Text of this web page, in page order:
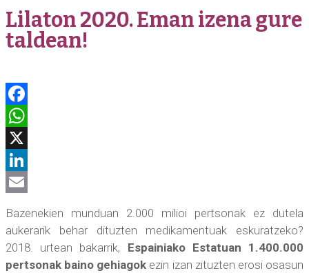
Lilaton 2020. Eman izena gure
taldean!
Facebook
WhatsApp
X
LinkedIn
Bazenekien munduan 2.000 milioi pertsonak ez dutela
aukerarik behar dituzten medikamentuak eskuratzeko?
2018. urtean bakarrik, Espainiako Estatuan 1.400.000
pertsonak baino gehiagok ezin izan zituzten erosi osasun